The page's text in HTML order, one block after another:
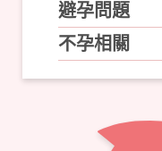
避孕問題
不孕相關